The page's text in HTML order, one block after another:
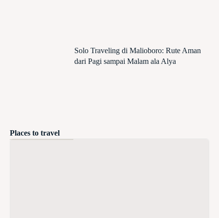
Solo Traveling di Malioboro: Rute Aman
dari Pagi sampai Malam ala Alya
Places to travel